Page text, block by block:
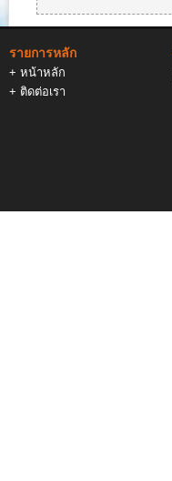
รายการหลัก
+ หน้าหลัก
+ ติดต่อเรา